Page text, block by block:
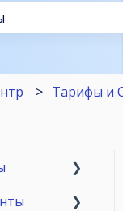
Тарифы и